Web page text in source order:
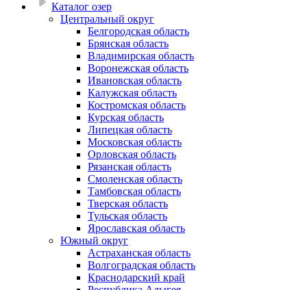
Каталог озер
Центральный округ
Белгородская область
Брянская область
Владимирская область
Воронежская область
Ивановская область
Калужская область
Костромская область
Курская область
Липецкая область
Московская область
Орловская область
Рязанская область
Смоленская область
Тамбовская область
Тверская область
Тульская область
Ярославская область
Южный округ
Астраханская область
Волгоградская область
Краснодарский край